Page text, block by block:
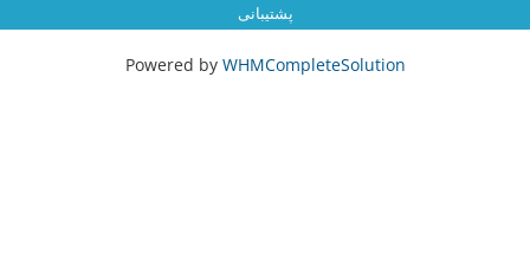
پشتیبانی
Powered by WHMCompleteSolution